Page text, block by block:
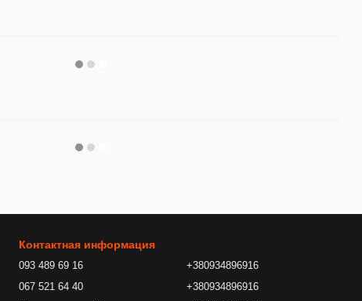
Контактная информация
093 489 69 16
067 521 64 40
+380934896916
+380934896916